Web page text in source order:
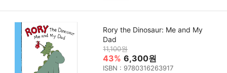
Rory the Dinosaur: Me and My
Dad
11,100원
43% 6,300원
ISBN : 9780316263917